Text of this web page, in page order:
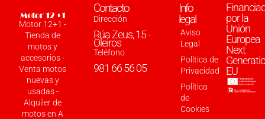
Motor 12+1 -
Tienda de
motos y
accesorios -
Venta motos
nuevas y
usadas -
Alquiler de
motos en A
Contacto
Dirección
Rúa Zeus, 15 -
Oleiros
Teléfono
981 66 56 05
Info
legal
Aviso
Legal
Política de
Privacidad
Política
de
Cookies
por la
Unión
Europea
Next
EU